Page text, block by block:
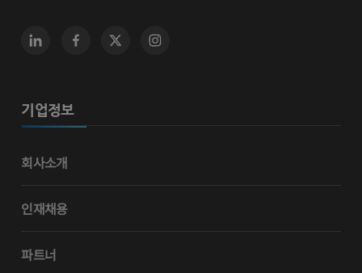
기업정보
회사소개
인재채용
파트너